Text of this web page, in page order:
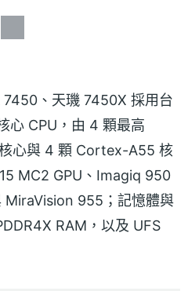
、天璣 7450X 採用台
心 CPU，由 4 顆最高
心與 4 顆 Cortex-A55 核
MC2 GPU、Imagiq 950
MiraVision 955；記憶體與
RAM，以及 UFS